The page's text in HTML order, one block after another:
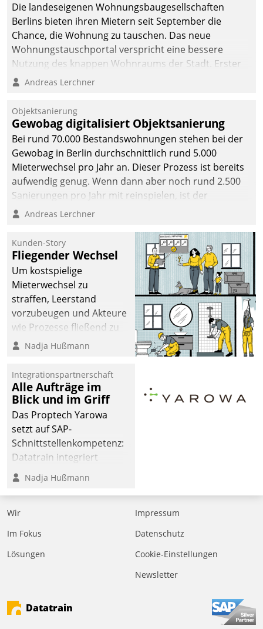
Die landeseigenen Wohnungsbaugesellschaften
Berlins bieten ihren Mietern seit September die
Chance, die Wohnung zu tauschen. Das neue
Wohnungstauschportal verspricht eine bessere
Nutzung des knappen Wohnraums der Stadt. Erster
Anwendungsfall für Datatrains Lösung API-Hub mit
Unternehmen.
Andreas Lerchner
Objektsanierung
Gewobag digitalisiert Objektsanierung
Bei rund 70.000 Bestandswohnungen stehen bei der
Gewobag in Berlin durchschnittlich rund 5.000
Mieterwechsel pro Jahr an. Dieser Prozess ist bereits
aufwendig genug. Wenn dann aber noch rund 2.500
Sanierungen pro Jahr mit reinspielen, ist der
Betreuungs- und Organisationsaufwand immens. Im
kommunale Wohnungsbauunternehmen daher
gemeinsam mit der Berliner Datatrain GmbH den
Teilprozess der Objektsanierung digitalisiert.
Andreas Lerchner
Kunden-Story
Fliegender Wechsel
Um kostspielige
Mieterwechsel zu
straffen, Leerstand
vorzubeugen und Akteure
wie Prozesse fließend zu
vernetzen, nutzt die
Jahresbeginn eine
Überblick, Einsicht und
Eingriff bietende Lösung.
Zur Entwicklung setzte
man auf
Cloudtechnologie,
bewährte und Startup-
agile Projektmethoden.
Nadja Hußmann
Integrationspartnerschaft
Alle Aufträge im
Blick und im Griff
Das Proptech Yarowa
setzt auf SAP-
Schnittstellenkompetenz:
Datatrain integriert
Yarowas Portal zur
Vergabe und Verwaltung
von Aufträgen der
operativen
Instandhaltung in die
deutscher
den Weg vom
Mieteranliegen zum
Nadja Hußmann
Wir
Im Fokus
Lösungen
Impressum
Datenschutz
Cookie-Einstellungen
Newsletter
Datatrain